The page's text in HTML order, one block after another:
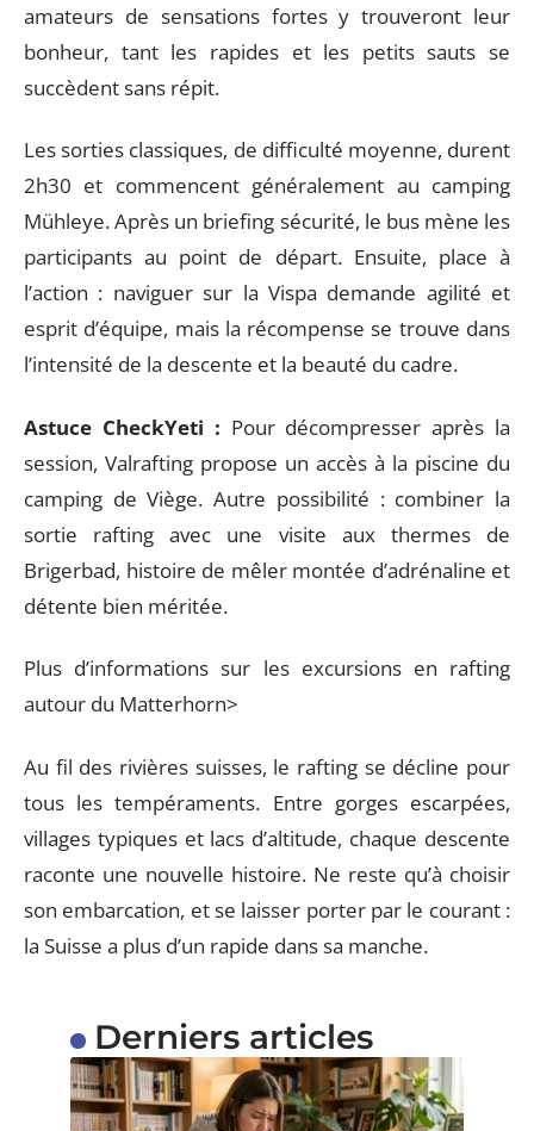
amateurs de sensations fortes y trouveront leur
bonheur, tant les rapides et les petits sauts se
succèdent sans répit.
Les sorties classiques, de difficulté moyenne, durent
2h30 et commencent généralement au camping
Mühleye. Après un briefing sécurité, le bus mène les
participants au point de départ. Ensuite, place à
l’action : naviguer sur la Vispa demande agilité et
esprit d’équipe, mais la récompense se trouve dans
l’intensité de la descente et la beauté du cadre.
Astuce CheckYeti : Pour décompresser après la
session, Valrafting propose un accès à la piscine du
camping de Viège. Autre possibilité : combiner la
sortie rafting avec une visite aux thermes de
Brigerbad, histoire de mêler montée d’adrénaline et
détente bien méritée.
Plus d’informations sur les excursions en rafting
autour du Matterhorn>
Au fil des rivières suisses, le rafting se décline pour
tous les tempéraments. Entre gorges escarpées,
villages typiques et lacs d’altitude, chaque descente
raconte une nouvelle histoire. Ne reste qu’à choisir
son embarcation, et se laisser porter par le courant :
la Suisse a plus d’un rapide dans sa manche.
Derniers articles